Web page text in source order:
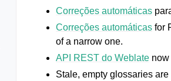
Correções automáticas
Correções automáticas for
of a narrow one.
API REST do Weblate
Stale, empty glossaries